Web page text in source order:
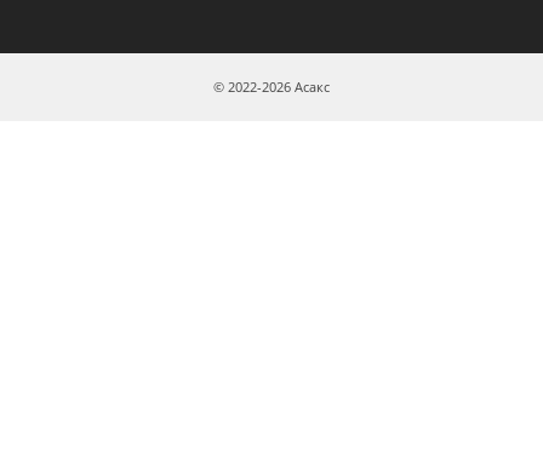
© 2022-2026 Асакс